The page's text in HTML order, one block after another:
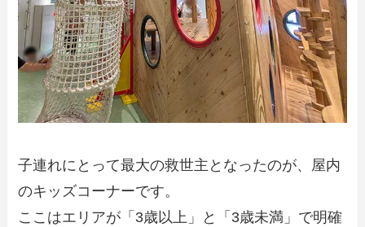
子連れにとって最大の救世主となったのが、屋内
のキッズコーナーです。
ここはエリアが「3歳以上」と「3歳未満」で明確